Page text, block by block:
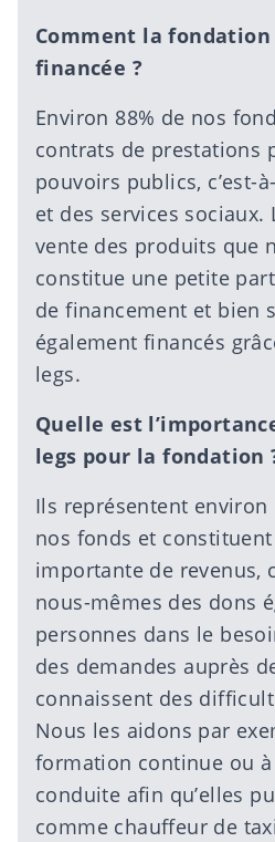
Comment la fondation
financée ?
Environ 88% de nos
contrats de prestations
pouvoirs publics, c’est-
et des services sociaux.
vente des produits que
constitue une petite
de financement et bien
également financés
legs.
Quelle est
legs pour la fondation
Ils représentent
nos fonds et
importante de revenus,
nous-mêmes des dons
personnes dans le
des demandes auprès
connaissent des
Nous les aidons par
formation continue ou à
conduite afin qu’elles
comme chauffeur de